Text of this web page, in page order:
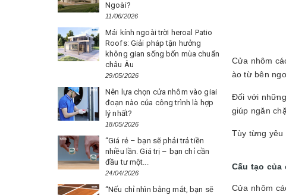
Cửa nhôm
ào từ bên
Đối với
giúp ngăn
Tùy từng yêu
Cấu tạo của
Cửa nhôm
Ngoài?
11/06/2026
Mái kính ngoài trời heroal Patio
Roofs: Giải pháp tận hưởng
không gian sống bốn mùa chuẩn
châu Âu
29/05/2026
Nên lựa chọn cửa nhôm vào giai
đoạn nào của công trình là hợp
lý nhất?
18/05/2026
“Giá rẻ – bạn sẽ phải trả tiền
nhiều lần. Giá trị – bạn chỉ cần
đầu tư một...
24/04/2026
“Nếu chỉ nhìn bằng mắt, bạn sẽ